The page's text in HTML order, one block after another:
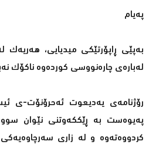
پەیام
بەپێی ڕاپۆرتێكی میدیایی، هەریەك
لەبارەی چارەنووسی كوردەوە ناكۆك
رۆژنامەی یەدیعوت ئەحرۆنۆت-ی
پەیوەست بە ڕێككەوتنی نێوان
كردووەتەوە و لە زاری